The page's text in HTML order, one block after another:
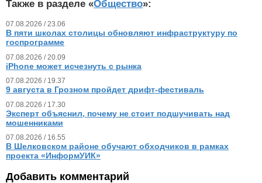
Также в разделе «Общество»:
07.08.2026 / 23.06
В пяти школах столицы обновляют инфраструктуру по
госпрограмме
07.08.2026 / 20.09
iPhone может исчезнуть с рынка
07.08.2026 / 19.37
9 августа в Грозном пройдет дрифт-фестиваль
07.08.2026 / 17.30
Эксперт объяснил, почему не стоит подшучивать над
мошенниками
07.08.2026 / 16.55
В Шелковском районе обучают обходчиков в рамках
проекта «ИнформУИК»
Добавить комментарий